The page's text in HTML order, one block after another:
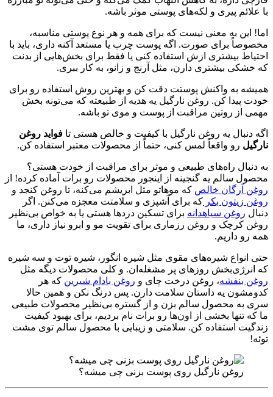
با علائم پیری و لکه‌های پوستی موثر باشه.
اما! این به معنی نیست که برای همه و هر نوع پوستی مناسبه،
مخصوصاً برای صورت. اگه پوست چرب یا مستعد آکنه داری، باید با
احتیاط بیشتری ازش استفاده کنی یا فقط برای بخش‌هایی از بدنت
که خشکی بیشتری دارن، مثل آرنج و زانو، به کار ببری.
همیشه به واکنش پوستت دقت کن و بهترین روش استفاده رو برای
خودت پیدا کن. روغن نارگیل یه هدیه از طبیعته که می‌تونه بخش
مهمی از روتین مراقبت از پوست و موی تو باشه.
اگه دنبال یه روغن نارگیل با کیفیت و خالص هستی تا فواید روغن
نارگیل رو واقعاً لمس کنی، حتماً از محصولات معتبر استفاده کن.
به دنبال راه‌های طبیعی و موثر برای مراقبت از خودت هستی؟
محصول سالم یه گنجینه از اینجور محصولات رو برات آماده کرده! از
روغن آرگان خالص که موهاتو مثل ابریشم می‌کنه، تا روغن کنجد و
روغن زیتون بکر که برای آشپزی و سلامتت معجزه می‌کنن. اگر
دنبال روغن سیاهدانه برای تسکین دردها هستی یا به خواص بی‌نظیر
روغن کرچک و روغن رزماری برای تقویت مو و ابرو نیاز داری، ما
همه رو داریم.
حتی انواع شیره‌های مقوی مثل شیره انگور، شیره توت و سه شیره
که انرژی‌بخش روزهای پر مشغله‌ان. و کلی محصولات دیگه مثل
روغن بنفشه، روغن درخت چای و روغن بادام شیرین که هر
کدومشون یه داستان سلامت دارن. پس درنگ نکن و همین حالا
سری به محصول سالم بزن و از گستره بی‌نظیر محصولات طبیعی
ما که تنها بخشی از اون‌ها رو برات نام بردیم، برای بهبود کیفیت
زندگیت استفاده کن. سلامتی و زیبایی با محصول سالم توی مشت
توئه!
روغن نارگیل روی پوست بزنی چی میشه؟